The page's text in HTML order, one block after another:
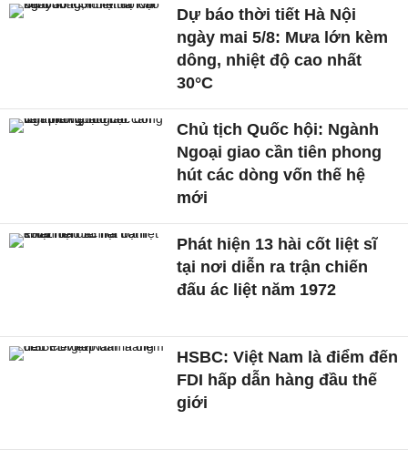
Dự báo thời tiết Hà Nội
ngày mai 5/8: Mưa lớn kèm
dông, nhiệt độ cao nhất
30°C
Chủ tịch Quốc hội: Ngành
Ngoại giao cần tiên phong
hút các dòng vốn thế hệ
mới
Phát hiện 13 hài cốt liệt sĩ
tại nơi diễn ra trận chiến
đấu ác liệt năm 1972
HSBC: Việt Nam là điểm đến
FDI hấp dẫn hàng đầu thế
giới